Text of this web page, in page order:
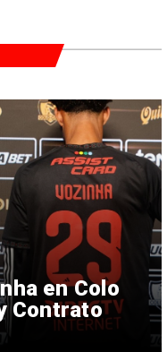
en Colo
Contrato